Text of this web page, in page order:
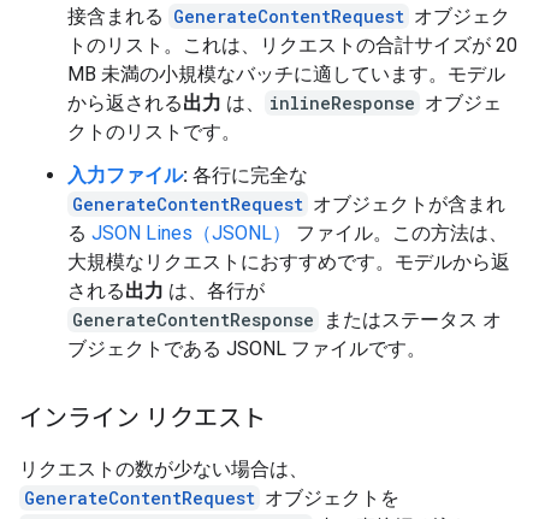
接含まれる GenerateContentRequest オブジェク
トのリスト。これは、リクエストの合計サイズが 20
MB 未満の小規模なバッチに適しています。モデル
から返される出力 は、 inlineResponse オブジェ
クトのリストです。
入力ファイル: 各行に完全な
GenerateContentRequest オブジェクトが含まれ
る JSON Lines（JSONL）
ファイル。この方法は、
大規模なリクエストにおすすめです。モデルから返
される出力 は、各行が
GenerateContentResponse
またはステータス オ
ブジェクトである JSONL ファイルです。
インライン リクエスト
リクエストの数が少ない場合は、
GenerateContentRequest オブジェクトを